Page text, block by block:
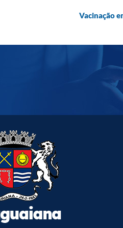
Vacinação